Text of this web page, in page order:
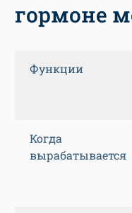
гормоне
Функции
Когда
вырабатывается